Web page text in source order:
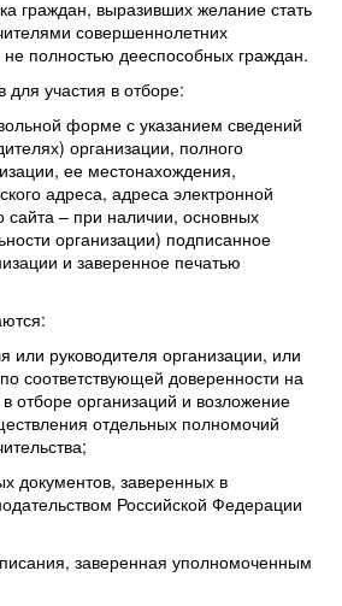
граждан, выразивших желание стать
совершеннолетних
полностью дееспособных граждан.
для участия в отборе:
форме с указанием сведений
организации, полного
ее местонахождения,
адреса, адреса электронной
сайта – при наличии, основных
организации) подписанное
и заверенное печатью
или руководителя организации, или
соответствующей доверенности на
отборе организаций и возложение
отдельных полномочий
документов, заверенных в
Российской Федерации
заверенная уполномоченным